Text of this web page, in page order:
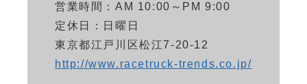
営業時間：AM 10:00～PM 9:00
定休日：日曜日
東京都江戸川区松江7-20-12
http://www.racetruck-trends.co.jp/